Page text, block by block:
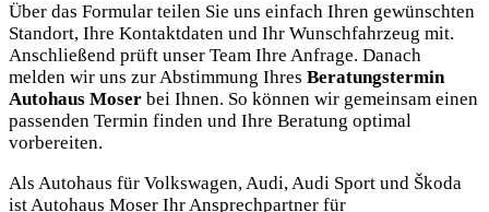
Über das Formular teilen Sie uns einfach Ihren gewünschten
Standort, Ihre Kontaktdaten und Ihr Wunschfahrzeug mit.
Anschließend prüft unser Team Ihre Anfrage. Danach
melden wir uns zur Abstimmung Ihres Beratungstermin
Autohaus Moser bei Ihnen. So können wir gemeinsam einen
passenden Termin finden und Ihre Beratung optimal
vorbereiten.
Als Autohaus für Volkswagen, Audi, Audi Sport und Škoda
ist Autohaus Moser Ihr Ansprechpartner für